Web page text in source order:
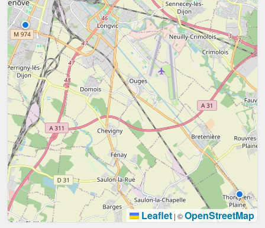
Leaflet | ©OpenStreetMap